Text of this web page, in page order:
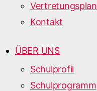
Vertretungsplan
Kontakt
ÜBER UNS
Schulprofil
Schulprogramm